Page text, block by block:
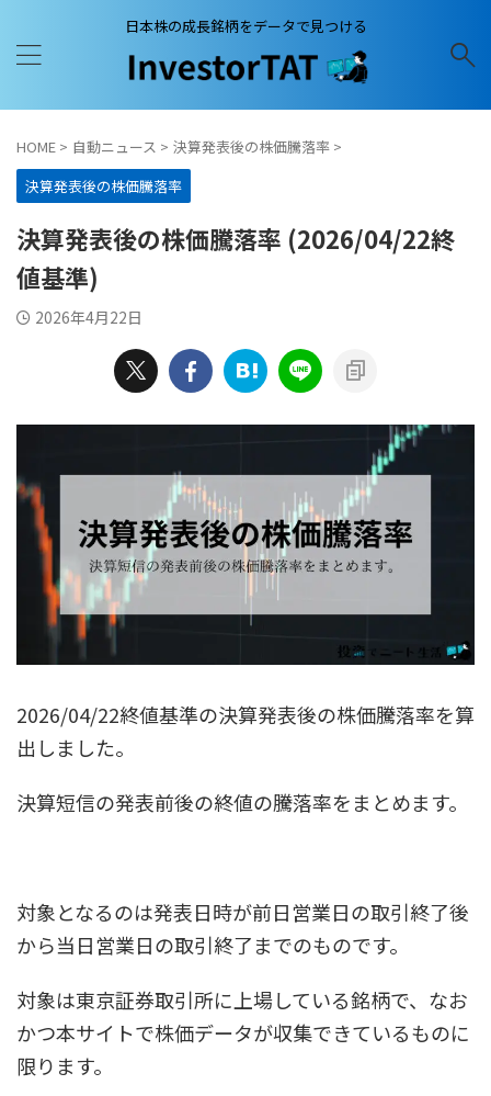
日本株の成長銘柄をデータで見つける
HOME > 自動ニュース > 決算発表後の株価騰落率 >
決算発表後の株価騰落率
決算発表後の株価騰落率 (2026/04/22終
値基準)
2026年4月22日
2026/04/22終値基準の決算発表後の株価騰落率を算
出しました。
決算短信の発表前後の終値の騰落率をまとめます。
対象となるのは発表日時が前日営業日の取引終了後
から当日営業日の取引終了までのものです。
対象は東京証券取引所に上場している銘柄で、なお
かつ本サイトで株価データが収集できているものに
限ります。